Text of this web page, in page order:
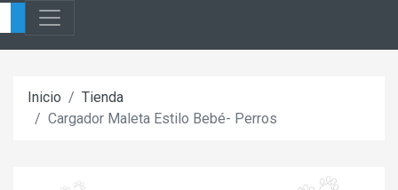
Inicio
Tienda
Cargador Maleta Estilo Bebé- Perros